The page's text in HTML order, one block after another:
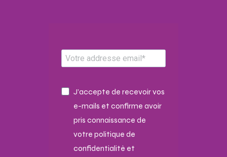
J'accepte de recevoir vos
e-mails et confirme avoir
pris connaissance de
votre politique de
confidentialité et